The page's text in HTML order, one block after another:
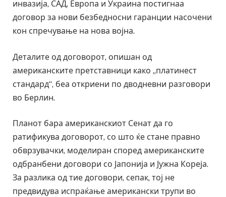
инвазија, САД, Европа и Украина постигнаа
договор за нови безбедносни гаранции насочени
кон спречување на нова војна.
Деталите од договорот, опишан од
американските претставници како „платинест
стандард“, беа откриени по дводневни разговори
во Берлин.
Планот бара американскиот Сенат да го
ратификува договорот, со што ќе стане правно
обврзувачки, моделиран според американските
одбранбени договори со Јапонија и Јужна Кореја.
За разлика од тие договори, сепак, тој не
предвидува испраќање американски трупи во